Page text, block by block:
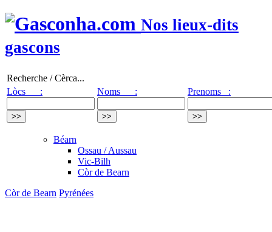
Nos lieux-dits
gascons
Recherche / Cèrca...
Lòcs :
Noms : Prenoms :
Béarn
Ossau / Aussau
Vic-Bilh
Còr de Bearn
Còr de Bearn Pyrénées